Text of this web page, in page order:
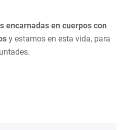
encarnadas en cuerpos con
y estamos en esta vida, para